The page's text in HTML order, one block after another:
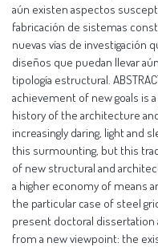
aún existen aspectos
fabricación de sistemas
nuevas vías de investigación
diseños que puedan llevar
tipología estructural.
achievement of new goals is
history of the architecture
increasingly daring, light and
this surmounting, but this
of new structural and
a higher economy of means
the particular case of steel
present doctoral
from a new viewpoint: the